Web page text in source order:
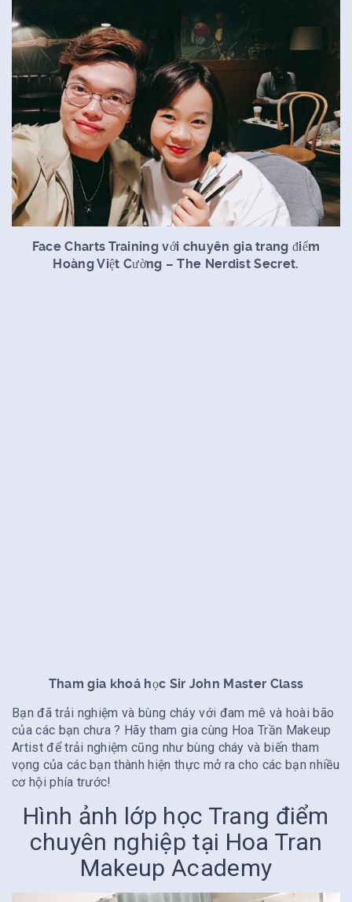
Face Charts Training với chuyên gia trang điểm
Hoàng Việt Cường – The Nerdist Secret.
Tham gia khoá học Sir John Master Class
Bạn đã trải nghiệm và bùng cháy với đam mê và hoài bão
của các bạn chưa ? Hãy tham gia cùng Hoa Trần Makeup
Artist để trải nghiệm cũng như bùng cháy và biến tham
vọng của các bạn thành hiện thực mở ra cho các bạn nhiều
cơ hội phía trước!
Hình ảnh lớp học Trang điểm
chuyên nghiệp tại Hoa Tran
Makeup Academy